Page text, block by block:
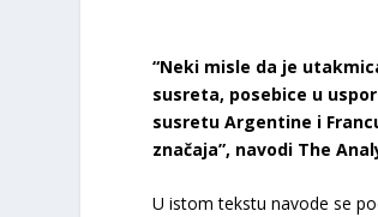
“Neki misle da je
susreta, posebice u
susretu Argentine i
značaja”, navodi The
U istom tekstu navode se